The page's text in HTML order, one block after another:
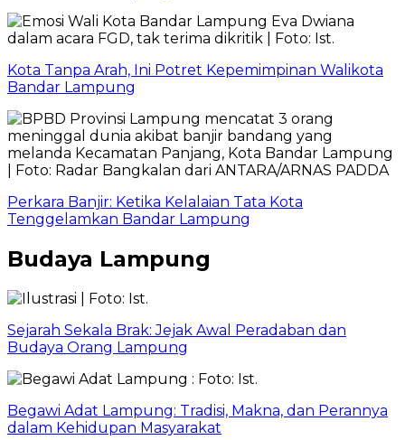
Kota Tanpa Arah, Ini Potret Kepemimpinan Walikota
Bandar Lampung
Perkara Banjir: Ketika Kelalaian Tata Kota
Tenggelamkan Bandar Lampung
Budaya Lampung
Sejarah Sekala Brak: Jejak Awal Peradaban dan
Budaya Orang Lampung
Begawi Adat Lampung: Tradisi, Makna, dan Perannya
dalam Kehidupan Masyarakat